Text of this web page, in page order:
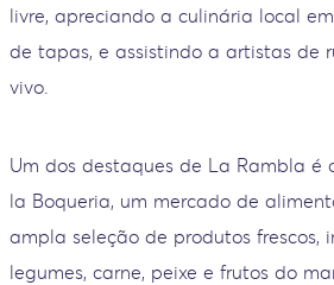
livre, apreciando a culinária local
de tapas, e assistindo a artistas de
vivo.
Um dos destaques de La Rambla é
la Boqueria, um mercado de
ampla seleção de produtos frescos,
legumes, carne, peixe e frutos do